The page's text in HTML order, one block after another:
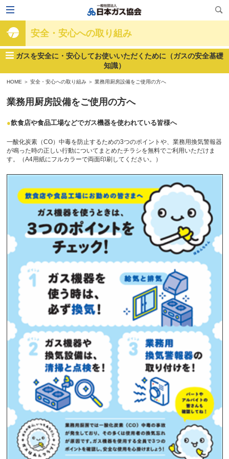
安全・安心への取り組み
ガスを安全に・安心してお使いいただくために（ガスの安全基礎
知識）
HOME ＞安全・安心への取り組み ＞業務用厨房設備をご使用の方へ
業務用厨房設備をご使用の方へ
飲食店や食品工場などでガス機器を使われている皆様へ
一酸化炭素（CO）中毒を防止するための3つのポイントや、業務用換気警報器
が鳴った時の正しい行動についてまとめたチラシを無料でご利用いただけま
す。（A4用紙にフルカラーで両面印刷してください。）